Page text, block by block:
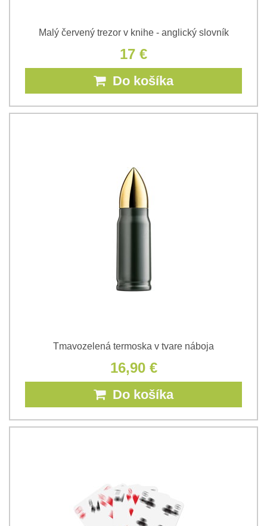
Malý červený trezor v knihe - anglický slovník
17 €
Do košíka
Tmavozelená termoska v tvare náboja
16,90 €
Do košíka